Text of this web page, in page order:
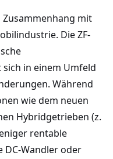
mit
Die ZF-
in einem Umfeld
Während
wie dem neuen
Hybridgetrieben (z.
rentable
DC-Wandler oder